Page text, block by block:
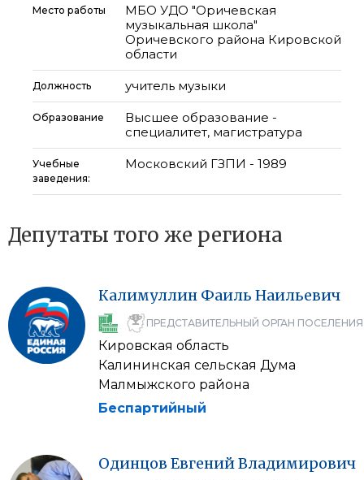
Место работы
МБО УДО "Оричевская
музыкальная школа"
Оричевского района Кировской
области
Должность учитель музыки
Образование
Высшее образование -
специалитет, магистратура
Учебные
заведения:
Московский ГЗПИ - 1989
Депутаты того же региона
Калимуллин Фаиль Наильевич
ПРЕДСТАВИТЕЛЬНЫЙ ОРГАН ПОСЕЛЕНИЯ
Кировская область
Калининская сельская Дума
Малмыжского района
Беспартийный
Одинцов ЕвгенийВладимирович